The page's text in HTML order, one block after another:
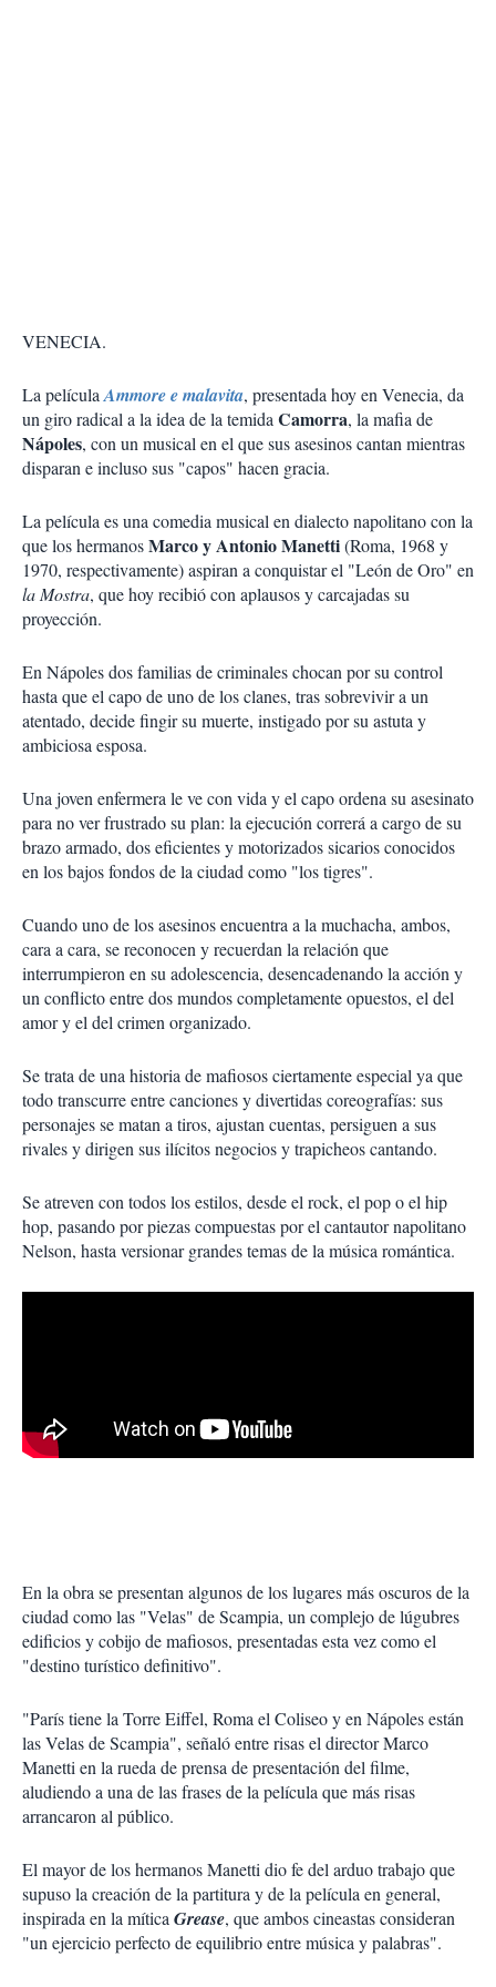
VENECIA.
La películaAmmore e malavita, presentada hoy en Venecia, da
un giro radical a la idea de la temidaCamorra, la mafia de
Nápoles, con un musical en el que sus asesinos cantan mientras
disparan e incluso sus "capos" hacen gracia.
La película es una comedia musical en dialecto napolitano con la
que los hermanosMarco y Antonio Manetti(Roma, 1968 y
1970, respectivamente) aspiran a conquistar el "León de Oro" en
la Mostra, que hoy recibió con aplausos y carcajadas su
proyección.
En Nápoles dos familias de criminales chocan por su control
hasta que el capo de uno de los clanes, tras sobrevivir a un
atentado, decide fingir su muerte, instigado por su astuta y
ambiciosa esposa.
Una joven enfermera le ve con vida y el capo ordena su asesinato
para no ver frustrado su plan: la ejecución correrá a cargo de su
brazo armado, dos eficientes y motorizados sicarios conocidos
en los bajos fondos de la ciudad como "los tigres".
Cuando uno de los asesinos encuentra a la muchacha, ambos,
cara a cara, se reconocen y recuerdan la relación que
interrumpieron en su adolescencia, desencadenando la acción y
un conflicto entre dos mundos completamente opuestos, el del
amor y el del crimen organizado.
Se trata de una historia de mafiosos ciertamente especial ya que
todo transcurre entre canciones y divertidas coreografías: sus
personajes se matan a tiros, ajustan cuentas, persiguen a sus
rivales y dirigen sus ilícitos negocios y trapicheos cantando.
Se atreven con todos los estilos, desde el rock, el pop o el hip
hop, pasando por piezas compuestas por el cantautor napolitano
Nelson, hasta versionar grandes temas de la música romántica.
En la obra se presentan algunos de los lugares más oscuros de la
ciudad como las "Velas" de Scampia, un complejo de lúgubres
edificios y cobijo de mafiosos, presentadas esta vez como el
"destino turístico definitivo".
"París tiene la Torre Eiffel, Roma el Coliseo y en Nápoles están
las Velas de Scampia", señaló entre risas el director Marco
Manetti en la rueda de prensa de presentación del filme,
aludiendo a una de las frases de la película que más risas
arrancaron al público.
El mayor de los hermanos Manetti dio fe del arduo trabajo que
supuso la creación de la partitura y de la película en general,
inspirada en la mítica Grease, que ambos cineastas consideran
"un ejercicio perfecto de equilibrio entre música y palabras".